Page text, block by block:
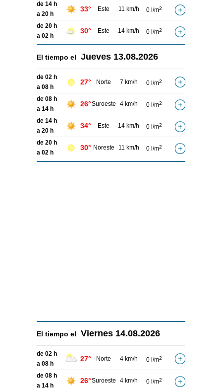
de 14 h
a 20 h
33° Este 11 km/h 0 l/m2
de 20 h
a 02 h
30° Este 14 km/h 0 l/m2
El tiempo el Jueves 13.08.2026
de 02 h
a 08 h
27° Norte 7 km/h 0 l/m2
de 08 h
a 14 h
26°Suroeste 4 km/h 0 l/m2
de 14 h
a 20 h
34° Este 14 km/h 0 l/m2
de 20 h
a 02 h
30° Noreste 11 km/h 0 l/m2
El tiempo el Viernes 14.08.2026
de 02 h
a 08 h
27° Norte 4 km/h 0 l/m2
de 08 h
a 14 h
26°Suroeste 4 km/h 0 l/m2